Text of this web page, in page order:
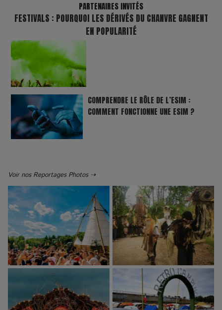
PARTENAIRES INVITÉS
FESTIVALS : POURQUOI LES DÉRIVÉS DU CHANVRE GAGNENT
EN POPULARITÉ
COMPRENDRE LE RÔLE DE L’ESIM :
COMMENT FONCTIONNE UNE ESIM ?
Voir nos Reportages Photos ⇢